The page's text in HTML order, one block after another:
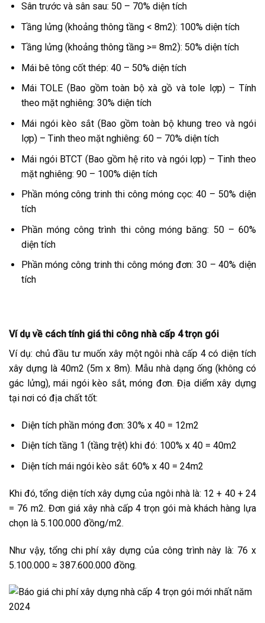
Sân trước và sân sau: 50 – 70% diện tích
Tầng lửng (khoảng thông tầng < 8m2): 100% diện tích
Tầng lửng (khoảng thông tầng >= 8m2): 50% diện tích
Mái bê tông cốt thép: 40 – 50% diện tích
Mái TOLE (Bao gồm toàn bộ xà gồ và tole lợp) – Tính
theo mặt nghiêng: 30% diện tích
Mái ngói kèo sắt (Bao gồm toàn bộ khung treo và ngói
lợp) – Tinh theo mặt nghiêng: 60 – 70% diện tích
Mái ngói BTCT (Bao gồm hệ rito và ngói lợp) – Tinh theo
mặt nghiêng: 90 – 100% diện tích
Phần móng công trinh thi công móng cọc: 40 – 50% diện
tích
Phần móng công trình thi công móng băng: 50 – 60%
diện tích
Phần móng công trinh thi công móng đơn: 30 – 40% diện
tích
Ví dụ về cách tính giá thi công nhà cấp 4 trọn gói
Ví dụ: chủ đầu tư muốn xây một ngôi nhà cấp 4 có diện tích
xây dựng là 40m2 (5m x 8m). Mẫu nhà dạng ống (không có
gác lửng), mái ngói kèo sắt, móng đơn. Địa diểm xây dựng
tại nơi có địa chất tốt:
Diện tích phần móng đơn: 30% x 40 = 12m2
Diện tích tầng 1 (tầng trệt) khi đó: 100% x 40 = 40m2
Diện tích mái ngói kèo sắt: 60% x 40 = 24m2
Khi đó, tổng diện tích xây dựng của ngôi nhà là: 12 + 40 + 24
= 76 m2. Đơn giá xây nhà cấp 4 trọn gói mà khách hàng lựa
chọn là 5.100.000 đồng/m2.
Như vậy, tổng chi phí xây dựng của công trình này là: 76 x
5.100.000 ≈ 387.600.000 đồng.